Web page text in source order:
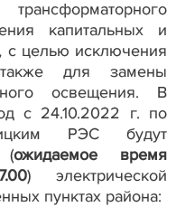
капитальных и
с целью исключения
для замены
освещения. В
с 24.10.2022 г. по
РЭС будут
(ожидаемое время
) электрической
пунктах района: